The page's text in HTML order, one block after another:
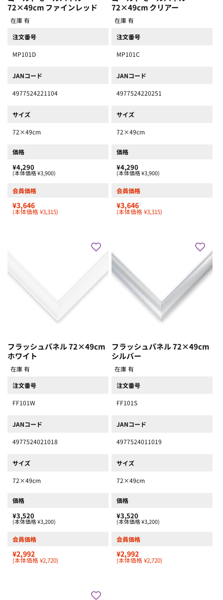
72×49cm ファインレッド
在庫 有
注文番号
MP101D
JANコード
4977524221104
サイズ
72×49cm
価格
¥4,290
(本体価格 ¥3,900)
会員価格
¥3,646
(本体価格 ¥3,315)
72×49cm クリアー
在庫 有
注文番号
MP101C
JANコード
4977524220251
サイズ
72×49cm
価格
¥4,290
(本体価格 ¥3,900)
会員価格
¥3,646
(本体価格 ¥3,315)
フラッシュパネル 72×49cm
ホワイト
在庫 有
注文番号
FF101W
JANコード
4977524021018
サイズ
72×49cm
価格
¥3,520
(本体価格 ¥3,200)
会員価格
¥2,992
(本体価格 ¥2,720)
フラッシュパネル 72×49cm
シルバー
在庫 有
注文番号
FF101S
JANコード
4977524011019
サイズ
72×49cm
価格
¥3,520
(本体価格 ¥3,200)
会員価格
¥2,992
(本体価格 ¥2,720)